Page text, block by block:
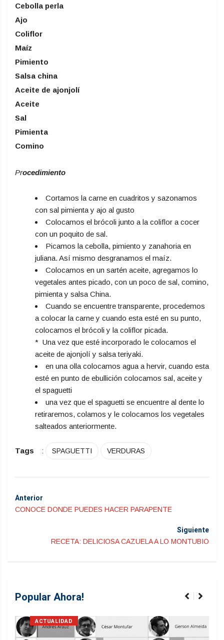
Cebolla perla
Ajo
Coliflor
Maíz
Pimiento
Salsa china
Aceite de ajonjolí
Aceite
Sal
Pimienta
Comino
Procedimiento
Cortamos la carne en cuadritos y sazonamos
con sal pimienta y ajo al gusto
Colocamos el brócoli junto a la coliflor a cocer
con un poquito de sal.
Picamos la cebolla, pimiento y zanahoria en
juliana. Así mismo desgranamos el maíz.
Colocamos en un sartén aceite, agregamos lo
vegetales antes picado, con un poco de sal, comino,
pimienta y salsa China.
Cuando se encuentre transparente, procedemos
a colocar la carne y cuando esta esté en su punto,
colocamos el brócoli y la coliflor picada.
* Una vez que esté incorporado le colocamos el
aceite de ajonjolí y salsa teriyaki.
en una olla colocamos agua a hervir, cuando esta
esté en punto de ebullición colocamos sal, aceite y
el spaguetti
una vez que el spaguetti se encuentre al dente lo
retiraremos, colamos y le colocamos los vegetales
salteados anteriormente.
Tags : SPAGUETTI VERDURAS
Anterior
CONOCE DONDE PUEDES HACER PARAPENTE
Siguiente
RECETA: DELICIOSA CAZUELA A LO MONTUBIO
Popular Ahora!
ACTUALIDAD